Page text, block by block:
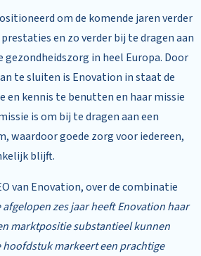
om de komende jaren verder
en zo verder bij te dragen aan
gezondheidszorg in heel Europa. Door
te sluiten is Enovation in staat de
en kennis te benutten en haar missie
is om bij te dragen aan een
waardoor goede zorg voor iedereen,
blijft.
van Enovation, over de combinatie
afgelopen zes jaar heeft Enovation haar
marktpositie substantieel kunnen
markeert een prachtige